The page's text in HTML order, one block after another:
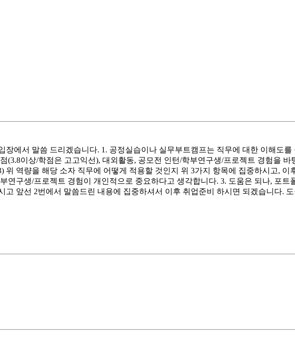
에서 말씀 드리겠습니다. 1. 공정실습이나 실무부트캠프는 직무에 대한 이해도를
(3.8이상/학점은 고고익선), 대외활동, 공모전 인턴/학부연구생/프로젝트 경험을 바
위 역량을 해당 소자 직무에 어떻게 적용할 것인지 위 3가지 항목에 집중하시고, 이
연구생/프로젝트 경험이 개인적으로 중요하다고 생각합니다. 3. 도움은 되나, 포트
앞선 2번에서 말씀드린 내용에 집중하셔서 이후 취업준비 하시면 되겠습니다.